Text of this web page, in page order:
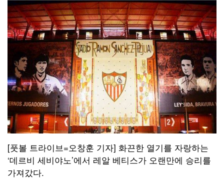
[풋볼 트라이브=오창훈 기자] 화끈한 열기를 자랑하는
‘데르비 세비야노’에서 레알 베티스가 오랜만에 승리를
가져갔다.